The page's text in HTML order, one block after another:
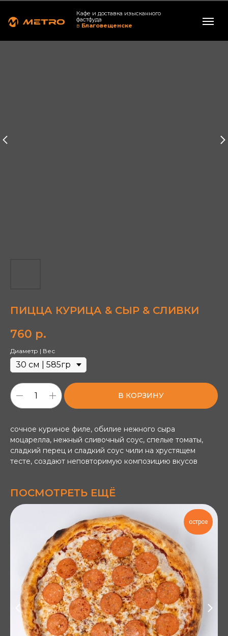
Кафе и доставка изысканного
фастфуда
в Благовещенске
ПИЦЦА КУРИЦА & СЫР & СЛИВКИ
760 р.
Диаметр | Вес
В КОРЗИНУ
сочное куриное филе, обилие нежного сыра
моцарелла, нежный сливочный соус, спелые томаты,
сладкий перец и сладкий соус чили на хрустящем
тесте, создают неповторимую композицию вкусов
ПОСМОТРЕТЬ ЕЩЁ
острое